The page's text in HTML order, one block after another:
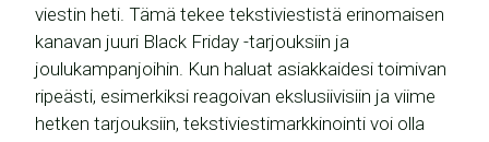
viestin heti. Tämä tekee tekstiviestistä erinomaisen
kanavan juuri Black Friday -tarjouksiin ja
joulukampanjoihin. Kun haluat asiakkaidesi toimivan
ripeästi, esimerkiksi reagoivan ekslusiivisiin ja viime
hetken tarjouksiin, tekstiviestimarkkinointi voi olla